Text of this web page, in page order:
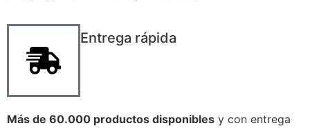
Entrega rápida
Más de 60.000 productos disponibles y con entrega